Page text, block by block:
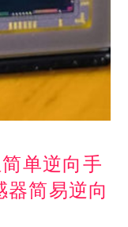
单逆向手
器简易逆向